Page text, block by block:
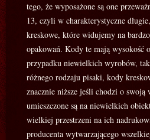
tego, że wyposażone są one
13, czyli w charakterystyczne
kreskowe, które widujemy na
opakowań. Kody te mają wysokość
przypadku niewielkich wyrobów,
różnego rodzaju pisaki, kody
znacznie niższe jeśli chodzi o swoją
umieszczone są na niewielkich
wielkiej przestrzeni na ich
producenta wytwarzającego